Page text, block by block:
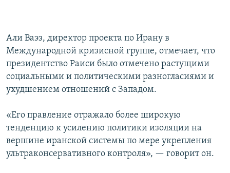
Али Ваэз, директор проекта по Ирану в
Международной кризисной группе, отмечает, что
президентство Раиси было отмечено растущими
социальными и политическими разногласиями и
ухудшением отношений с Западом.
«Его правление отражало более широкую
тенденцию к усилению политики изоляции на
вершине иранской системы по мере укрепления
ультраконсервативного контроля», — говорит он.